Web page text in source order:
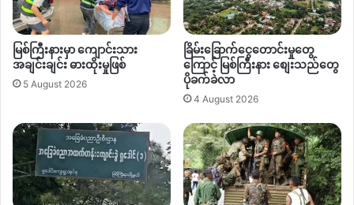
မြစ်ကြီးနားမှာ ကျောင်းသား
အချင်းချင်း ဓားထိုးမှုဖြစ်
5 August 2026
ခြိမ်းခြောက်ငွေတောင်းမှုတွေ
ကြောင့် မြစ်ကြီးနား စျေးသည်တွေ
ပိုခက်ခဲလာ
4 August 2026